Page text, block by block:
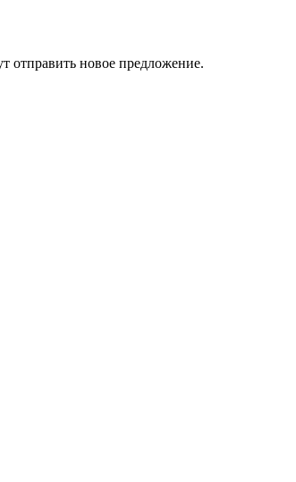
отправить новое предложение.